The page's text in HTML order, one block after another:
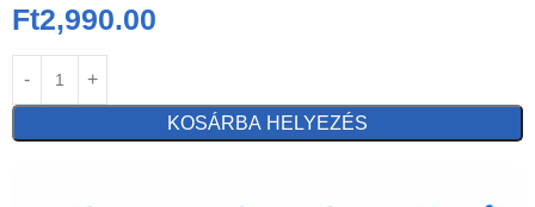
Ft2,990.00
KOSÁRBA HELYEZÉS